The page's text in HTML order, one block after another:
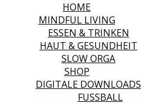
HOME
MINDFUL LIVING
ESSEN & TRINKEN
HAUT & GESUNDHEIT
SLOW ORGA
SHOP
DIGITALE DOWNLOADS
FUSSBALL